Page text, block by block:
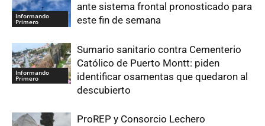
Informando
Primero
ante sistema frontal pronosticado para
este fin de semana
Informando
Primero
Sumario sanitario contra Cementerio
Católico de Puerto Montt: piden
identificar osamentas que quedaron al
descubierto
ProREP y Consorcio Lechero